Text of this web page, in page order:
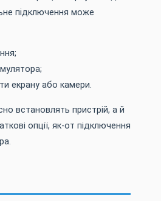
підключення може
екрану або камери.
встановлять пристрій, а й
опції, як-от підключення